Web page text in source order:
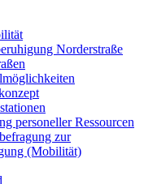
Norderstraße
personeller Ressourcen
zur
(Mobilität)